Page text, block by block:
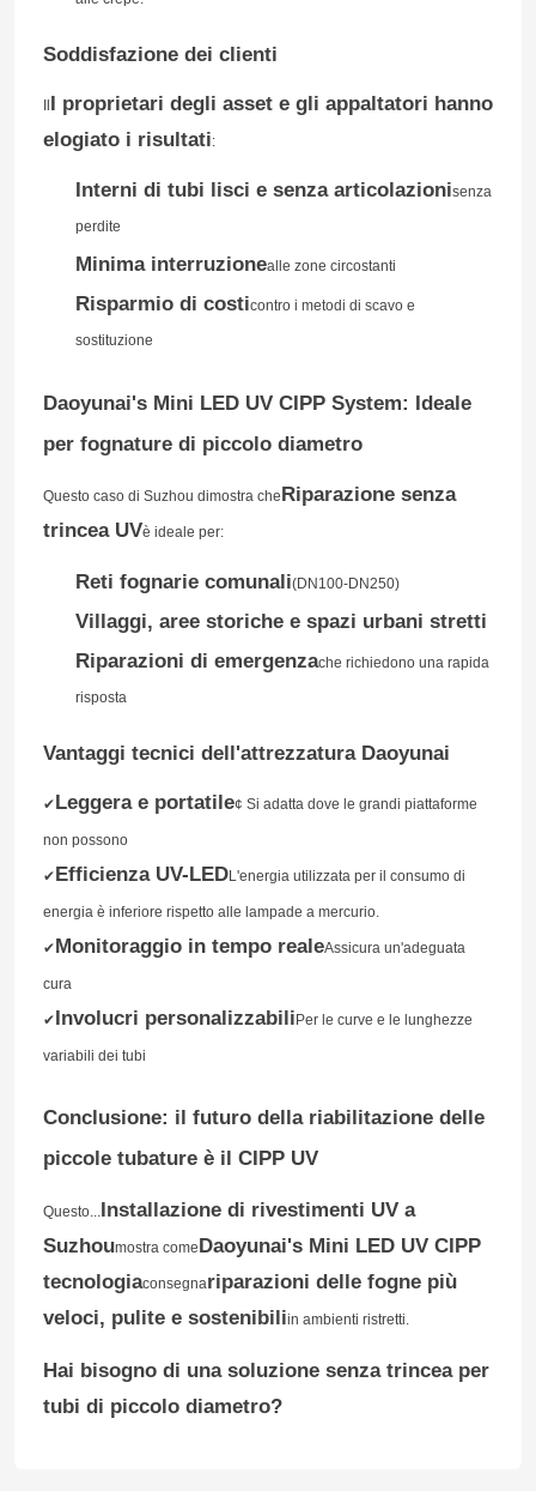
Invia
Giro della fabbrica
Controllo di qualità
Contattici
Notizie
Attrezzatura UV di CIPP
CIPP curato UV
Rivestimento UV di CIPP
Cingolo del tubo del CCTV
Macchina fotografica di Palo della fogna
Riparazione di toppa di CIPP
Riparazione della fogna di Trenchless
Costruzione della conduttura di Trenchless
Addestramento di tecnologia di Trenchless
Imballatore del tubo
Acqua Jet Cleaning Nozzle
Affitto di attrezzatura di Trenchless
Soddisfazione dei clienti
IlI proprietari degli asset e gli appaltatori hanno
elogiato i risultati:
Interni di tubi lisci e senza articolazionisenza
perdite
Minima interruzionealle zone circostanti
Risparmio di costicontro i metodi di scavo e
sostituzione
Daoyunai's Mini LED UV CIPP System: Ideale
per fognature di piccolo diametro
Questo caso di Suzhou dimostra che Riparazione senza
trincea UVè ideale per:
Reti fognarie comunali(DN100-DN250)
Villaggi, aree storiche e spazi urbani stretti
Riparazioni di emergenzache richiedono una rapida
risposta
Vantaggi tecnici dell'attrezzatura Daoyunai
✔Leggera e portatile¢ Si adatta dove le grandi piattaforme
non possono
✔Efficienza UV-LEDL'energia utilizzata per il consumo di
energia è inferiore rispetto alle lampade a mercurio.
✔Monitoraggio in tempo realeAssicura un'adeguata
cura
✔Involucri personalizzabili Per le curve e le lunghezze
variabili dei tubi
Conclusione: il futuro della riabilitazione delle
piccole tubature è il CIPP UV
Questo...Installazione di rivestimenti UV a
Suzhoumostra comeDaoyunai's Mini LED UV CIPP
tecnologiaconsegnariparazioni delle fogne più
veloci, pulite e sostenibiliin ambienti ristretti.
Hai bisogno di una soluzione senza trincea per
tubi di piccolo diametro?